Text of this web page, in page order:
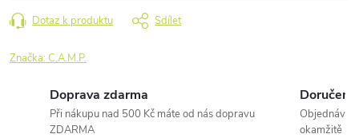
Dotaz k produktu Sdílet
Značka:C.A.M.P.
Doprava zdarma
Při nákupu nad 500 Kč máte od nás dopravu
ZDARMA
Doručení
okamžitě